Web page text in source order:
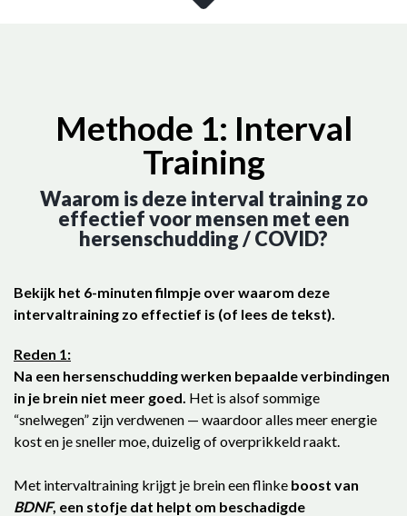
Methode 1: Interval
Training
Waarom is deze interval training zo
effectief voor mensen met een
hersenschudding / COVID?
Bekijk het 6-minuten filmpje over waarom deze
intervaltraining zo effectief is (of lees de tekst).
Reden 1:
Na een hersenschudding werken bepaalde verbindingen
in je brein niet meer goed. Het is alsof sommige
“snelwegen” zijn verdwenen — waardoor alles meer energie
kost en je sneller moe, duizelig of overprikkeld raakt.
Met intervaltraining krijgt je brein een flinke boost van
BDNF, een stofje dat helpt om beschadigde